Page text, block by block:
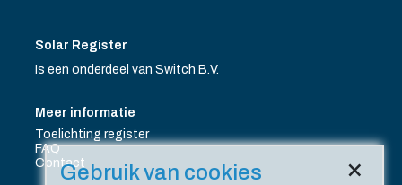
×
Gebruik van cookies
Solar Register
Is een onderdeel van Switch B.V.
Meer informatie
Toelichting register
FAQ
Contact